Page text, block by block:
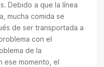
Debido a que la línea
mucha comida se
de ser transportada a
con el
de la
ese momento, el